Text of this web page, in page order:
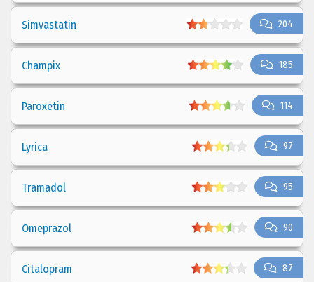
204
Simvastatin
185
Champix
114
Paroxetin
97
Lyrica
95
Tramadol
90
Omeprazol
87
Citalopram